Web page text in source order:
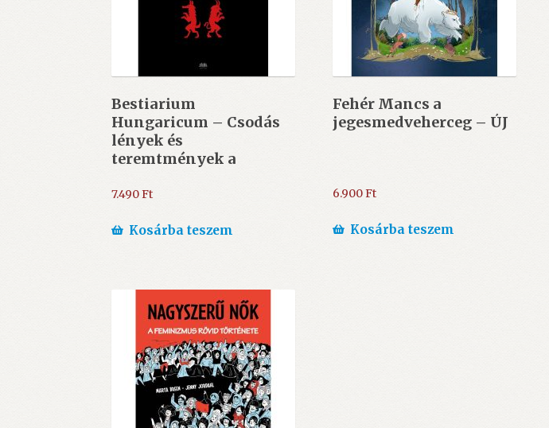
Bestiarium
Hungaricum – Csodás
lények és
teremtmények a
néphagyományban
7.490Ft
Kosárba teszem
Fehér Mancs a
jegesmedveherceg – ÚJ
6.900Ft
Kosárba teszem